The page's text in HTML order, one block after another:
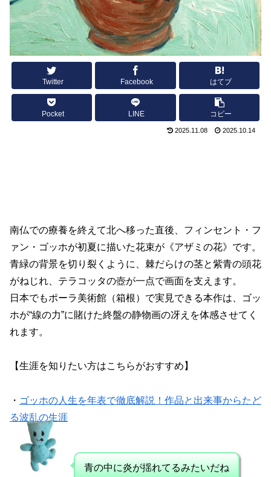
Twitter Facebook はてブ
Pocket LINE コピー
2025.11.08 2025.10.14
南仏での療養を終えて北へ移った直後、フィンセント・フ
ァン・ゴッホが初夏に描いた花束が《アザミの花》です。
青緑の背景を切り裂くように、棘だらけの茎と紫青の頭花
がねじれ、テラコッタの壺が一点で画面を支えます。
日本でもポーラ美術館（箱根）で実見できる本作は、ゴッ
ホが“線の力”に賭けた終盤の静物画の冴えを体感させてく
れます。
【生涯を知りたい方はこちらがおすすめ】
・ ゴッホの人生を年表で徹底解説！作品と出来事からたど
る波乱の生涯
青の中に炎が揺れてるみたいだね